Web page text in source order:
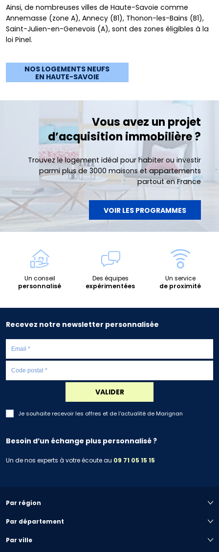
Ainsi, de nombreuses villes de Haute-Savoie comme
Annemasse (zone A), Annecy (B1), Thonon-les-Bains (B1),
Saint-Julien-en-Genevois (A), sont des zones éligibles à la
loi Pinel.
NOS LOGEMENTS NEUFS
EN HAUTE-SAVOIE
Vous avez un projet
d’acquisition immobilière ?
Trouvez le logement idéal pour habiter ou investir
parmi plus de 3000 maisons et appartements
partout en France
VOIR LES PROGRAMMES
Un conseil
personnalisé
Des équipes
expérimentées
Un service
de proximité
Recevez notre newsletter personnalisée
VALIDER
Je souhaite recevoir les offres et de l'actualité de Marignan
Besoin d’un échange plus personnalisé ?
Un de nos experts à votre écoute au 09 71 05 15 15
Par région
Par département
Par ville